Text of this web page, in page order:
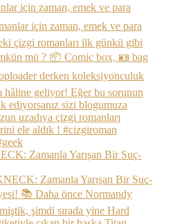
için zaman, emek ve para
Zamanla Yarışan Bir Suç-